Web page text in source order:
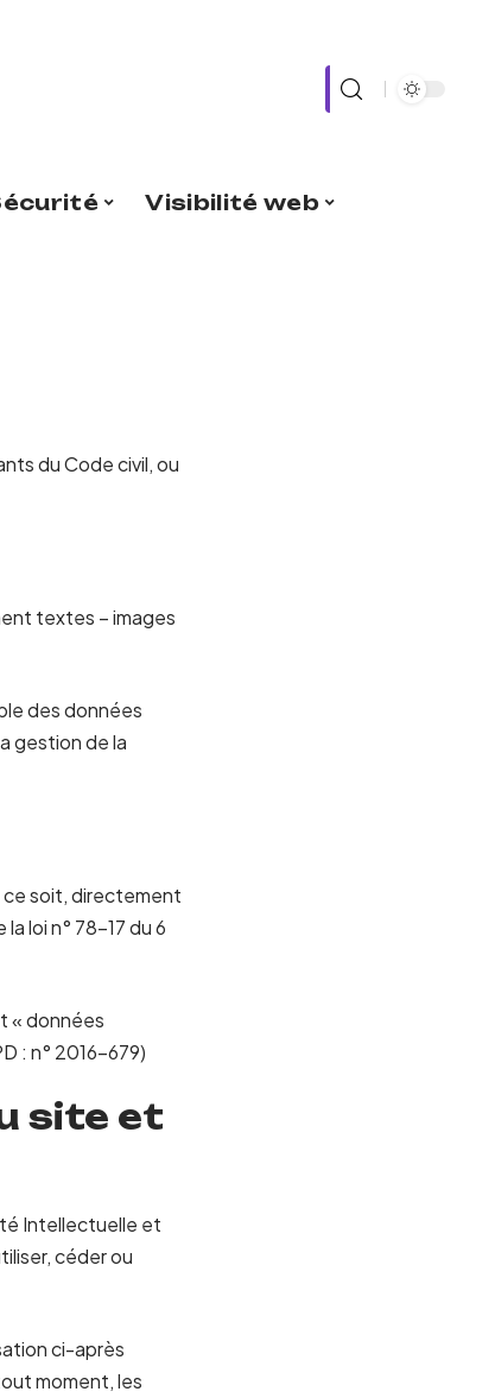
Visibilité web
du Code civil, ou
textes – images
des données
gestion de la
soit, directement
loi n° 78-17 du 6
« données
: n° 2016-679)
site et
Intellectuelle et
céder ou
ci-après
moment, les